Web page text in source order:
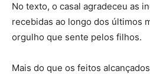
No texto, o casal agradeceu as
recebidas ao longo dos últimos
orgulho que sente pelos filhos.
Mais do que os feitos